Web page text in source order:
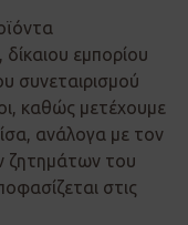
εμπορίου
συνεταιρισμού
καθώς μετέχουμε
ανάλογα με τον
ζητημάτων του
στις